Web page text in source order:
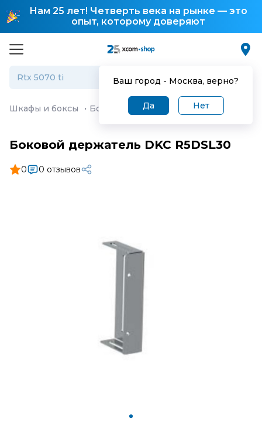
Нам 25 лет! Четверть века на рынке — это
опыт, которому доверяют
Ваш город - Москва, верно?
Да Нет
Шкафы и боксы · Боковой держатель DKC R5DSL30
Боковой держатель DKC R5DSL30
0 0 отзывов